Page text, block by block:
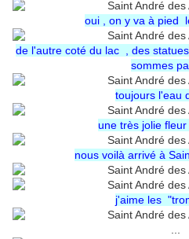
oui , on y va à pied
de l'autre coté du lac , des
sommes
toujours l'eau
une très jolie
nous voilà arrivé à
j'aime les